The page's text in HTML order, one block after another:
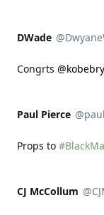
DWade
Congrts
Paul Pierce
Props to
CJ McCollum